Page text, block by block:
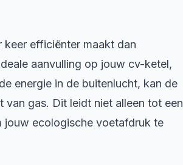
efficiënter maakt dan
aanvulling op jouw cv-ketel,
energie in de buitenlucht, kan de
gas. Dit leidt niet alleen tot een
jouw ecologische voetafdruk te